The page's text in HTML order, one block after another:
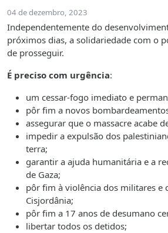
04 de dezembro, 2023
Independentemente do
próximos dias, a solidariedade com o
de prosseguir.
É preciso com urgência:
um cessar-fogo imediato e
pôr fim a novos
assegurar que o massacre acabe
impedir a expulsão dos
terra;
garantir a ajuda humanitária e a
de Gaza;
pôr fim à violência dos militares e
Cisjordânia;
pôr fim a 17 anos de desumano
libertar todos os detidos;